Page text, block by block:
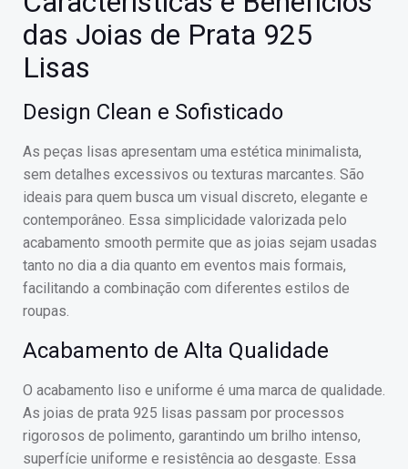
das Joias de Prata 925
Lisas
Design Clean e Sofisticado
As peças lisas apresentam uma estética minimalista,
sem detalhes excessivos ou texturas marcantes. São
ideais para quem busca um visual discreto, elegante e
contemporâneo. Essa simplicidade valorizada pelo
acabamento smooth permite que as joias sejam usadas
tanto no dia a dia quanto em eventos mais formais,
facilitando a combinação com diferentes estilos de
roupas.
Acabamento de Alta Qualidade
O acabamento liso e uniforme é uma marca de qualidade.
As joias de prata 925 lisas passam por processos
rigorosos de polimento, garantindo um brilho intenso,
superfície uniforme e resistência ao desgaste. Essa